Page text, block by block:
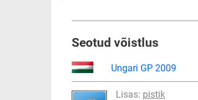
Seotud võistlus
Ungari GP 2009
Lisas: pistik